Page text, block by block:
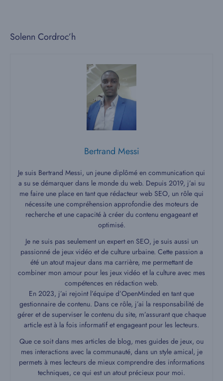
Solenn Cordroc’h
Bertrand Messi
Je suis Bertrand Messi, un jeune diplômé en communication qui
a su se démarquer dans le monde du web. Depuis 2019, j’ai su
me faire une place en tant que rédacteur web SEO, un rôle qui
nécessite une compréhension approfondie des moteurs de
recherche et une capacité à créer du contenu engageant et
optimisé.
Je ne suis pas seulement un expert en SEO, je suis aussi un
passionné de jeux vidéo et de culture urbaine. Cette passion a
été un atout majeur dans ma carrière, me permettant de
combiner mon amour pour les jeux vidéo et la culture avec mes
compétences en rédaction web.
En 2023, j’ai rejoint l’équipe d’OpenMinded en tant que
gestionnaire de contenu. Dans ce rôle, j’ai la responsabilité de
gérer et de superviser le contenu du site, m’assurant que chaque
article est à la fois informatif et engageant pour les lecteurs.
Que ce soit dans mes articles de blog, mes guides de jeux, ou
mes interactions avec la communauté, dans un style amical, je
permets à mes lecteurs de mieux comprendre des informations
techniques, ce qui est un atout précieux pour moi.